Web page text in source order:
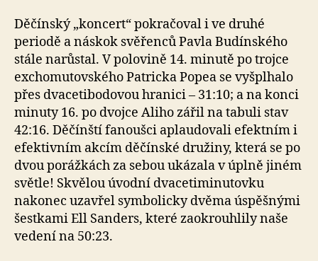
Děčínský „koncert“ pokračoval i ve druhé
periodě a náskok svěřenců Pavla Budínského
stále narůstal. V polovině 14. minutě po trojce
exchomutovského Patricka Popea se vyšplhalo
přes dvacetibodovou hranici – 31:10; a na konci
minuty 16. po dvojce Aliho zářil na tabuli stav
42:16. Děčínští fanoušci aplaudovali efektním i
efektivním akcím děčínské družiny, která se po
dvou porážkách za sebou ukázala v úplně jiném
světle! Skvělou úvodní dvacetiminutovku
nakonec uzavřel symbolicky dvěma úspěšnými
šestkami Ell Sanders, které zaokrouhlily naše
vedení na 50:23.